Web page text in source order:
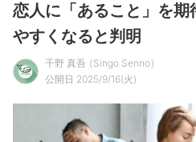
恋人に「あること」を
やすくなると判明
千野 真吾
Singo Senno
公開日 2025/9/16(火)